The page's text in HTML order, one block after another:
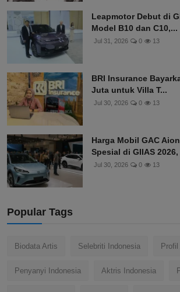
Leapmotor Debut di
Model B10 dan C10,...
Jul 31, 2026 0 13
BRI Insurance
Juta untuk Villa T...
Jul 30, 2026 0 13
Harga Mobil GAC
Spesial di GIIAS 2026,
Jul 30, 2026 0 13
Popular Tags
Biodata Artis Selebriti Indonesia
Penyanyi Indonesia Aktris Indonesia